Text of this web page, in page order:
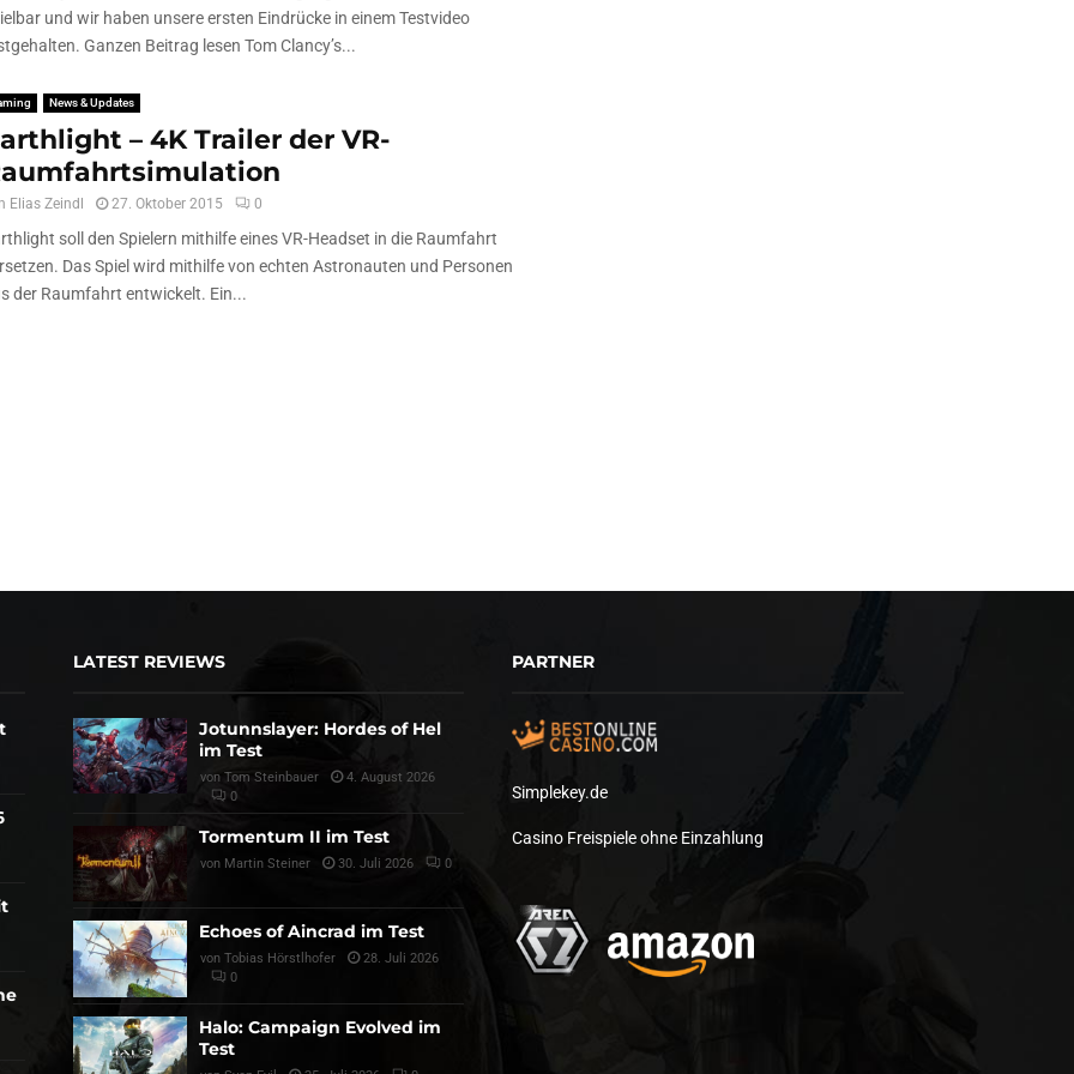
und wir haben unsere ersten Eindrücke in einem Testvideo
Ganzen Beitrag lesen Tom Clancy’s...
News & Updates
– 4K Trailer der VR-
Elias Zeindl 27. Oktober 2015 0
soll den Spielern mithilfe eines VR-Headset in die Raumfahrt
Das Spiel wird mithilfe von echten Astronauten und Personen
der Raumfahrt entwickelt. Ein...
LATEST REVIEWS
Jotunnslayer: Hordes of Hel
im Test
von Tom Steinbauer
4. August 2026
0
Tormentum II im Test
von Martin Steiner 30. Juli 2026 0
Echoes of Aincrad im Test
von Tobias Hörstlhofer
28. Juli 2026
0
Halo: Campaign Evolved im
Test
PARTNER
Simplekey.de
Casino Freispiele ohne Einzahlung